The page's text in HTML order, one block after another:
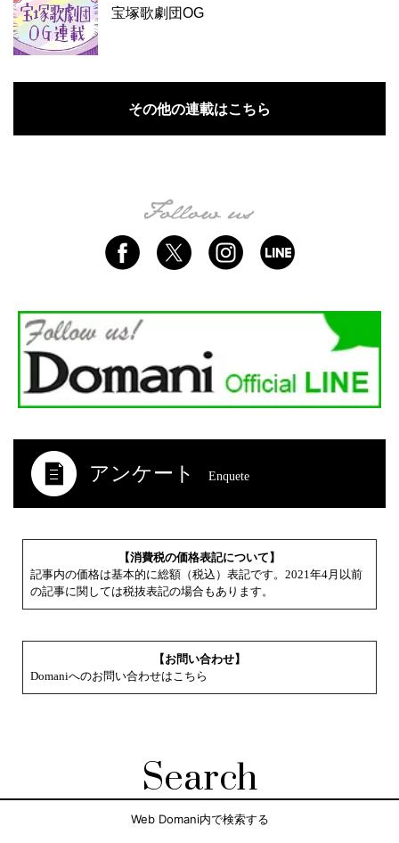
宝塚歌劇団OG
その他の連載はこちら
アンケート Enquete
【消費税の価格表記について】
記事内の価格は基本的に総額（税込）表記です。2021年4月以前
の記事に関しては税抜表記の場合もあります。
【お問い合わせ】
Domaniへのお問い合わせはこちら
Search
Web Domani内で検索する